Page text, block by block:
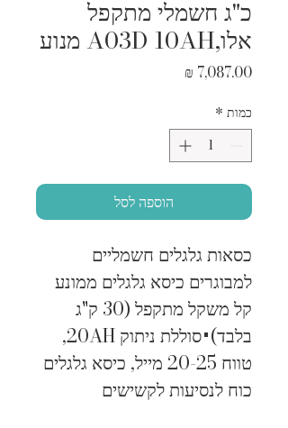
כ"ג חשמלי מתקפל
אלו,A03D 10AH מנוע
כמות *
הוספה לסל
כסאות גלגלים חשמליים
למבוגרים כיסא גלגלים ממונע
קל משקל מתקפל (30 ק"ג
בלבד)+סוללת ניתוק 20AH,
טווח 20-25 מייל, כיסא גלגלים
כוח לנסיעות לקשישים